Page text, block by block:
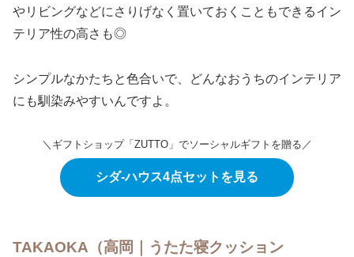
やリビングなどにさりげなく置いておくこともできるイン
テリア性の高さも◎
シンプルなかたちと色合いで、どんなおうちのインテリア
にも馴染みやすいんですよ。
＼ギフトショップ「ZUTTO」でソーシャルギフトを贈る／
シダ-ハウス4点セットを見る
TAKAOKA（高岡｜うたた寝クッション